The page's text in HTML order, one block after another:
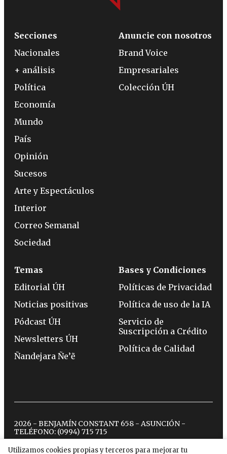
Utilizamos cookies propias y terceros para mejorar tu
Secciones
Nacionales
+ análisis
Política
Economía
Mundo
País
Opinión
Sucesos
Arte y Espectáculos
Interior
Correo Semanal
Sociedad
Anuncie con nosotros
Brand Voice
Empresariales
Colección ÚH
Temas
Editorial ÚH
Noticias positivas
Pódcast ÚH
Newsletters ÚH
Ñandejara Ñe’ẽ
Bases y Condiciones
Políticas de Privacidad
Política de uso de la IA
Servicio de
Suscripción a Crédito
Política de Calidad
2026 - BENJAMÍN CONSTANT 658 - ASUNCIÓN -
TELÉFONO: (0994) 715 715